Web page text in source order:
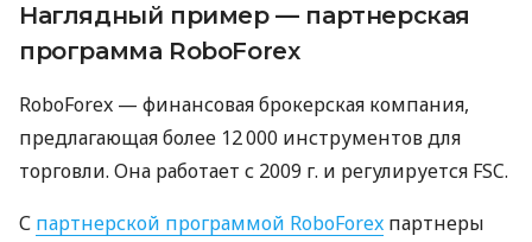
Наглядный пример — партнерская
программа RoboForex
RoboForex — финансовая брокерская компания,
предлагающая более 12 000 инструментов для
торговли. Она работает с 2009 г. и регулируется FSC.
С партнерской программой RoboForex партнеры